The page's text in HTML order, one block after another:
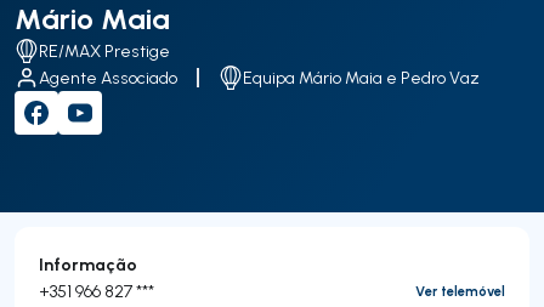
Mário Maia
RE/MAX Prestige
Agente Associado
Equipa Mário Maia e Pedro Vaz
Informação
+351 966 827 ***
Ver telemóvel